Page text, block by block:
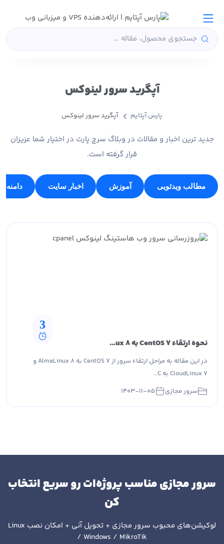
آپگرید سرور لینوکس
پارس آپتایم آپگرید سرور لینوکس
جدید ترین اخبار و مقالات در وبلاگ سرچ پارت در اختیار شما عزیزان
قرار گرفته است.
مطالب ویدئویی آموزش اخبار سایت دامنه
3
نحوه ارتقاء CentOS 7 به AlmaLinux 8 یا CloudLinux 7 به 8 با استفاده از ابزار cPanel ELevate
در این مقاله به مراحل ارتقاء سرور از CentOS 7 به AlmaLinux 8 و
CloudLinux 7 به C…
سرور مجازی
۱۴۰۳-۱۱-۰۵
سرور مجازی مناسب پروژه‌ات رو سریع انتخاب
کن
لوکیشن‌های محبوب سرور مجازی + تحویل آنی + امکان نصب Linux
/ Windows / MikroTik